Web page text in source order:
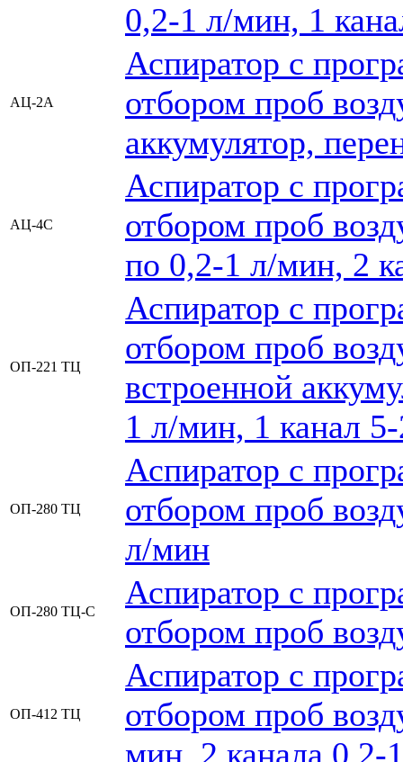
0,2-1 л/мин, 1
АЦ-2А
Аспиратор с
отбором проб
аккумулятор,
АЦ-4С
Аспиратор с
отбором проб
по 0,2-1 л/мин, 2
ОП-221 ТЦ
Аспиратор с
отбором проб
встроенной
1 л/мин, 1 канал
ОП-280 ТЦ
Аспиратор с
отбором проб
л/мин
ОП-280 ТЦ-С
Аспиратор с
отбором проб
ОП-412 ТЦ
Аспиратор с
отбором проб
мин, 2 канала 0,2-